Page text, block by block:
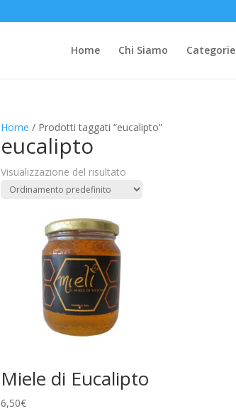
Home Chi Siamo Categorie
Home / Prodotti taggati “eucalipto”
eucalipto
Visualizzazione del risultato
Miele di Eucalipto
6,50€